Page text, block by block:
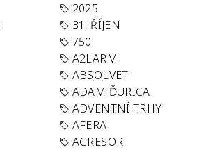
2025
31. ŘÍJEN
750
A2LARM
ABSOLVET
ADAM ĎURICA
ADVENTNÍ TRHY
AFERA
AGRESOR